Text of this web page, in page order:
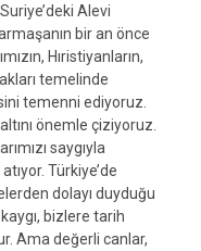
Alevi
bir an önce
Hıristiyanların,
temelinde
temenni ediyoruz.
önemle çiziyoruz.
saygıyla
Türkiye’de
dolayı duyduğu
bizlere tarih
Ama değerli canlar,